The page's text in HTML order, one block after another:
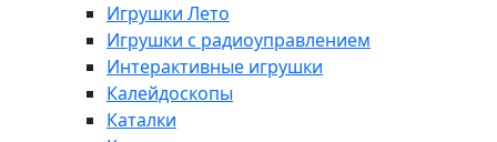
Игрушки Лето
Игрушки с радиоуправлением
Интерактивные игрушки
Калейдоскопы
Каталки